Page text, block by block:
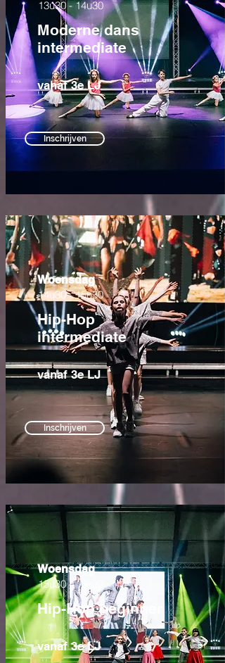
13u30 - 14u30
Moderne dans
intermediate
vanaf 3e LJ
Inschrijven
Woensdag
14u30 - 15u30
Hip-Hop
intermediate
vanaf 3e LJ
Inschrijven
Woensdag
15u30 - 16u30
Hip-Hop beginner
vanaf 3e LJ